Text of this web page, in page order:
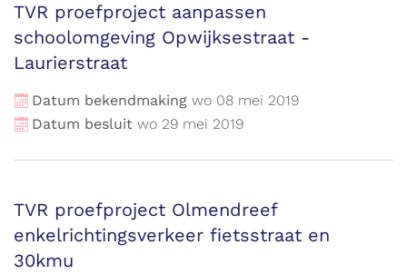
TVR proefproject aanpassen
schoolomgeving Opwijksestraat -
Laurierstraat
Datum bekendmaking wo 08 mei 2019
Datum besluit wo 29 mei 2019
TVR proefproject Olmendreef
enkelrichtingsverkeer fietsstraat en
30kmu